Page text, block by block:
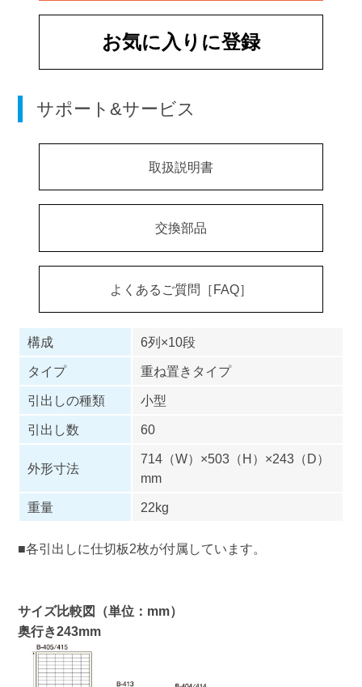
お気に入りに登録
サポート&サービス
取扱説明書
交換部品
よくあるご質問［FAQ］
構成
6列×10段
タイプ
重ね置きタイプ
引出しの種類
小型
引出し数
60
外形寸法
714（W）×503（H）×243（D）
mm
重量
22kg
■各引出しに仕切板2枚が付属しています。
サイズ比較図（単位：mm）
奥行き243mm